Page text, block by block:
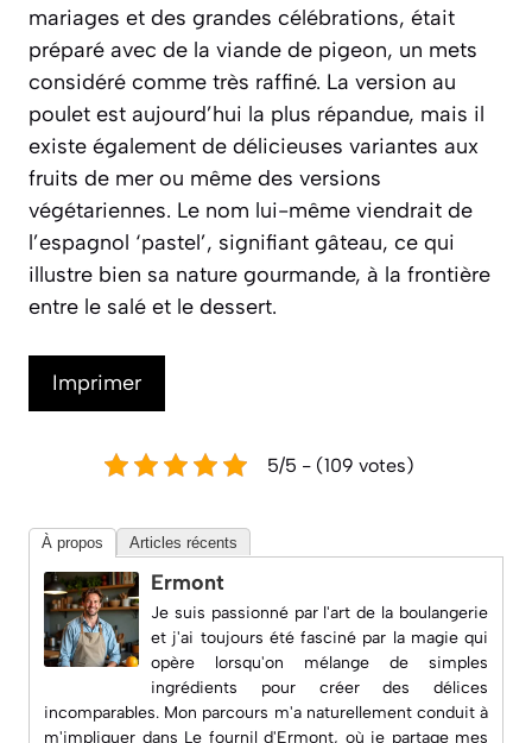
mariages et des grandes célébrations, était
préparé avec de la viande de pigeon, un mets
considéré comme très raffiné. La version au
poulet est aujourd’hui la plus répandue, mais il
existe également de délicieuses variantes aux
fruits de mer ou même des versions
végétariennes. Le nom lui-même viendrait de
l’espagnol ‘pastel’, signifiant gâteau, ce qui
illustre bien sa nature gourmande, à la frontière
entre le salé et le dessert.
Imprimer
5/5 - (109 votes)
À propos Articles récents
Ermont
Je suis passionné par l'art de la boulangerie
et j'ai toujours été fasciné par la magie qui
opère lorsqu'on mélange de simples
ingrédients pour créer des délices
incomparables. Mon parcours m'a naturellement conduit à
m'impliquer dans Le fournil d'Ermont, où je partage mes